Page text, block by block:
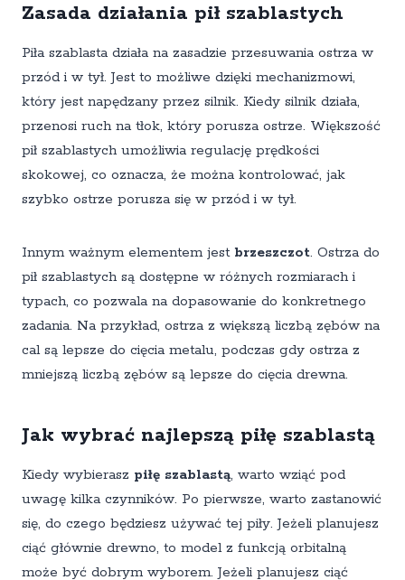
Zasada działania pił szablastych
Piła szablasta działa na zasadzie przesuwania ostrza w
przód i w tył. Jest to możliwe dzięki mechanizmowi,
który jest napędzany przez silnik. Kiedy silnik działa,
przenosi ruch na tłok, który porusza ostrze. Większość
pił szablastych umożliwia regulację prędkości
skokowej, co oznacza, że można kontrolować, jak
szybko ostrze porusza się w przód i w tył.
Innym ważnym elementem jest brzeszczot. Ostrza do
pił szablastych są dostępne w różnych rozmiarach i
typach, co pozwala na dopasowanie do konkretnego
zadania. Na przykład, ostrza z większą liczbą zębów na
cal są lepsze do cięcia metalu, podczas gdy ostrza z
mniejszą liczbą zębów są lepsze do cięcia drewna.
Jak wybrać najlepszą piłę szablastą
Kiedy wybierasz piłę szablastą, warto wziąć pod
uwagę kilka czynników. Po pierwsze, warto zastanowić
się, do czego będziesz używać tej piły. Jeżeli planujesz
ciąć głównie drewno, to model z funkcją orbitalną
może być dobrym wyborem. Jeżeli planujesz ciąć